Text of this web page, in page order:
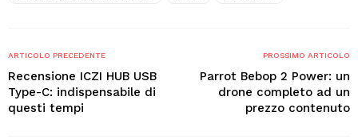
ARTICOLO PRECEDENTE
Recensione ICZI HUB USB
Type-C: indispensabile di
questi tempi
PROSSIMO ARTICOLO
Parrot Bebop 2 Power: un
drone completo ad un
prezzo contenuto